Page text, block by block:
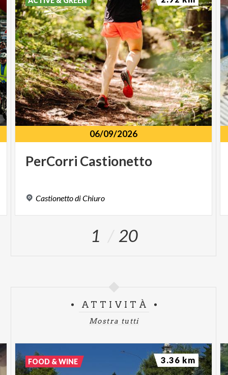
06/09/2026
PerCorri Castionetto
CastionettodiChiuro
1 20
ATTIVITÀ
Mostra tutti
FOOD & WINE 3.36 km